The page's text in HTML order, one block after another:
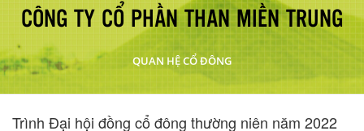
CÔNG TY CỔ PHẦN THAN MIỀN TRUNG
QUAN HỆ CỔ ĐÔNG
Trình Đại hội đồng cổ đông thường niên năm 2022